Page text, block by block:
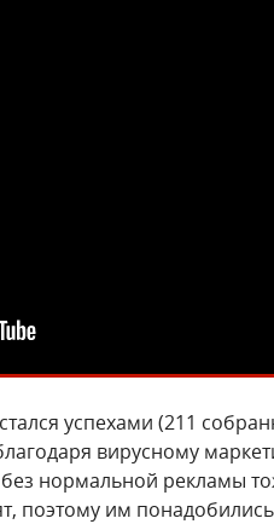
успехами (211
вирусному
нормальной рекламы
поэтому им